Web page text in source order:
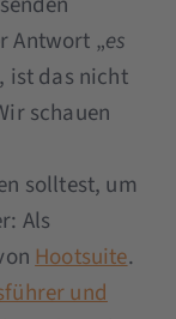
Antwort „es
ist das nicht
schauen
solltest, um
Als
Hootsuite.
und